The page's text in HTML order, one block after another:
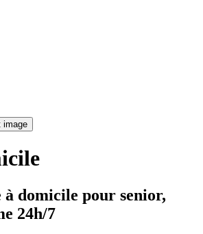
image
à domicile pour senior,
24h/7